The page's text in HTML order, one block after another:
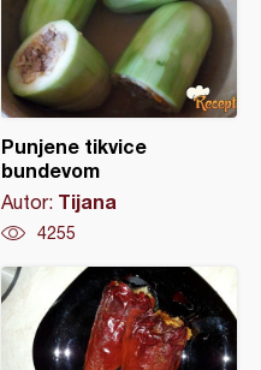
Punjene tikvice
bundevom
Autor: Tijana
4255